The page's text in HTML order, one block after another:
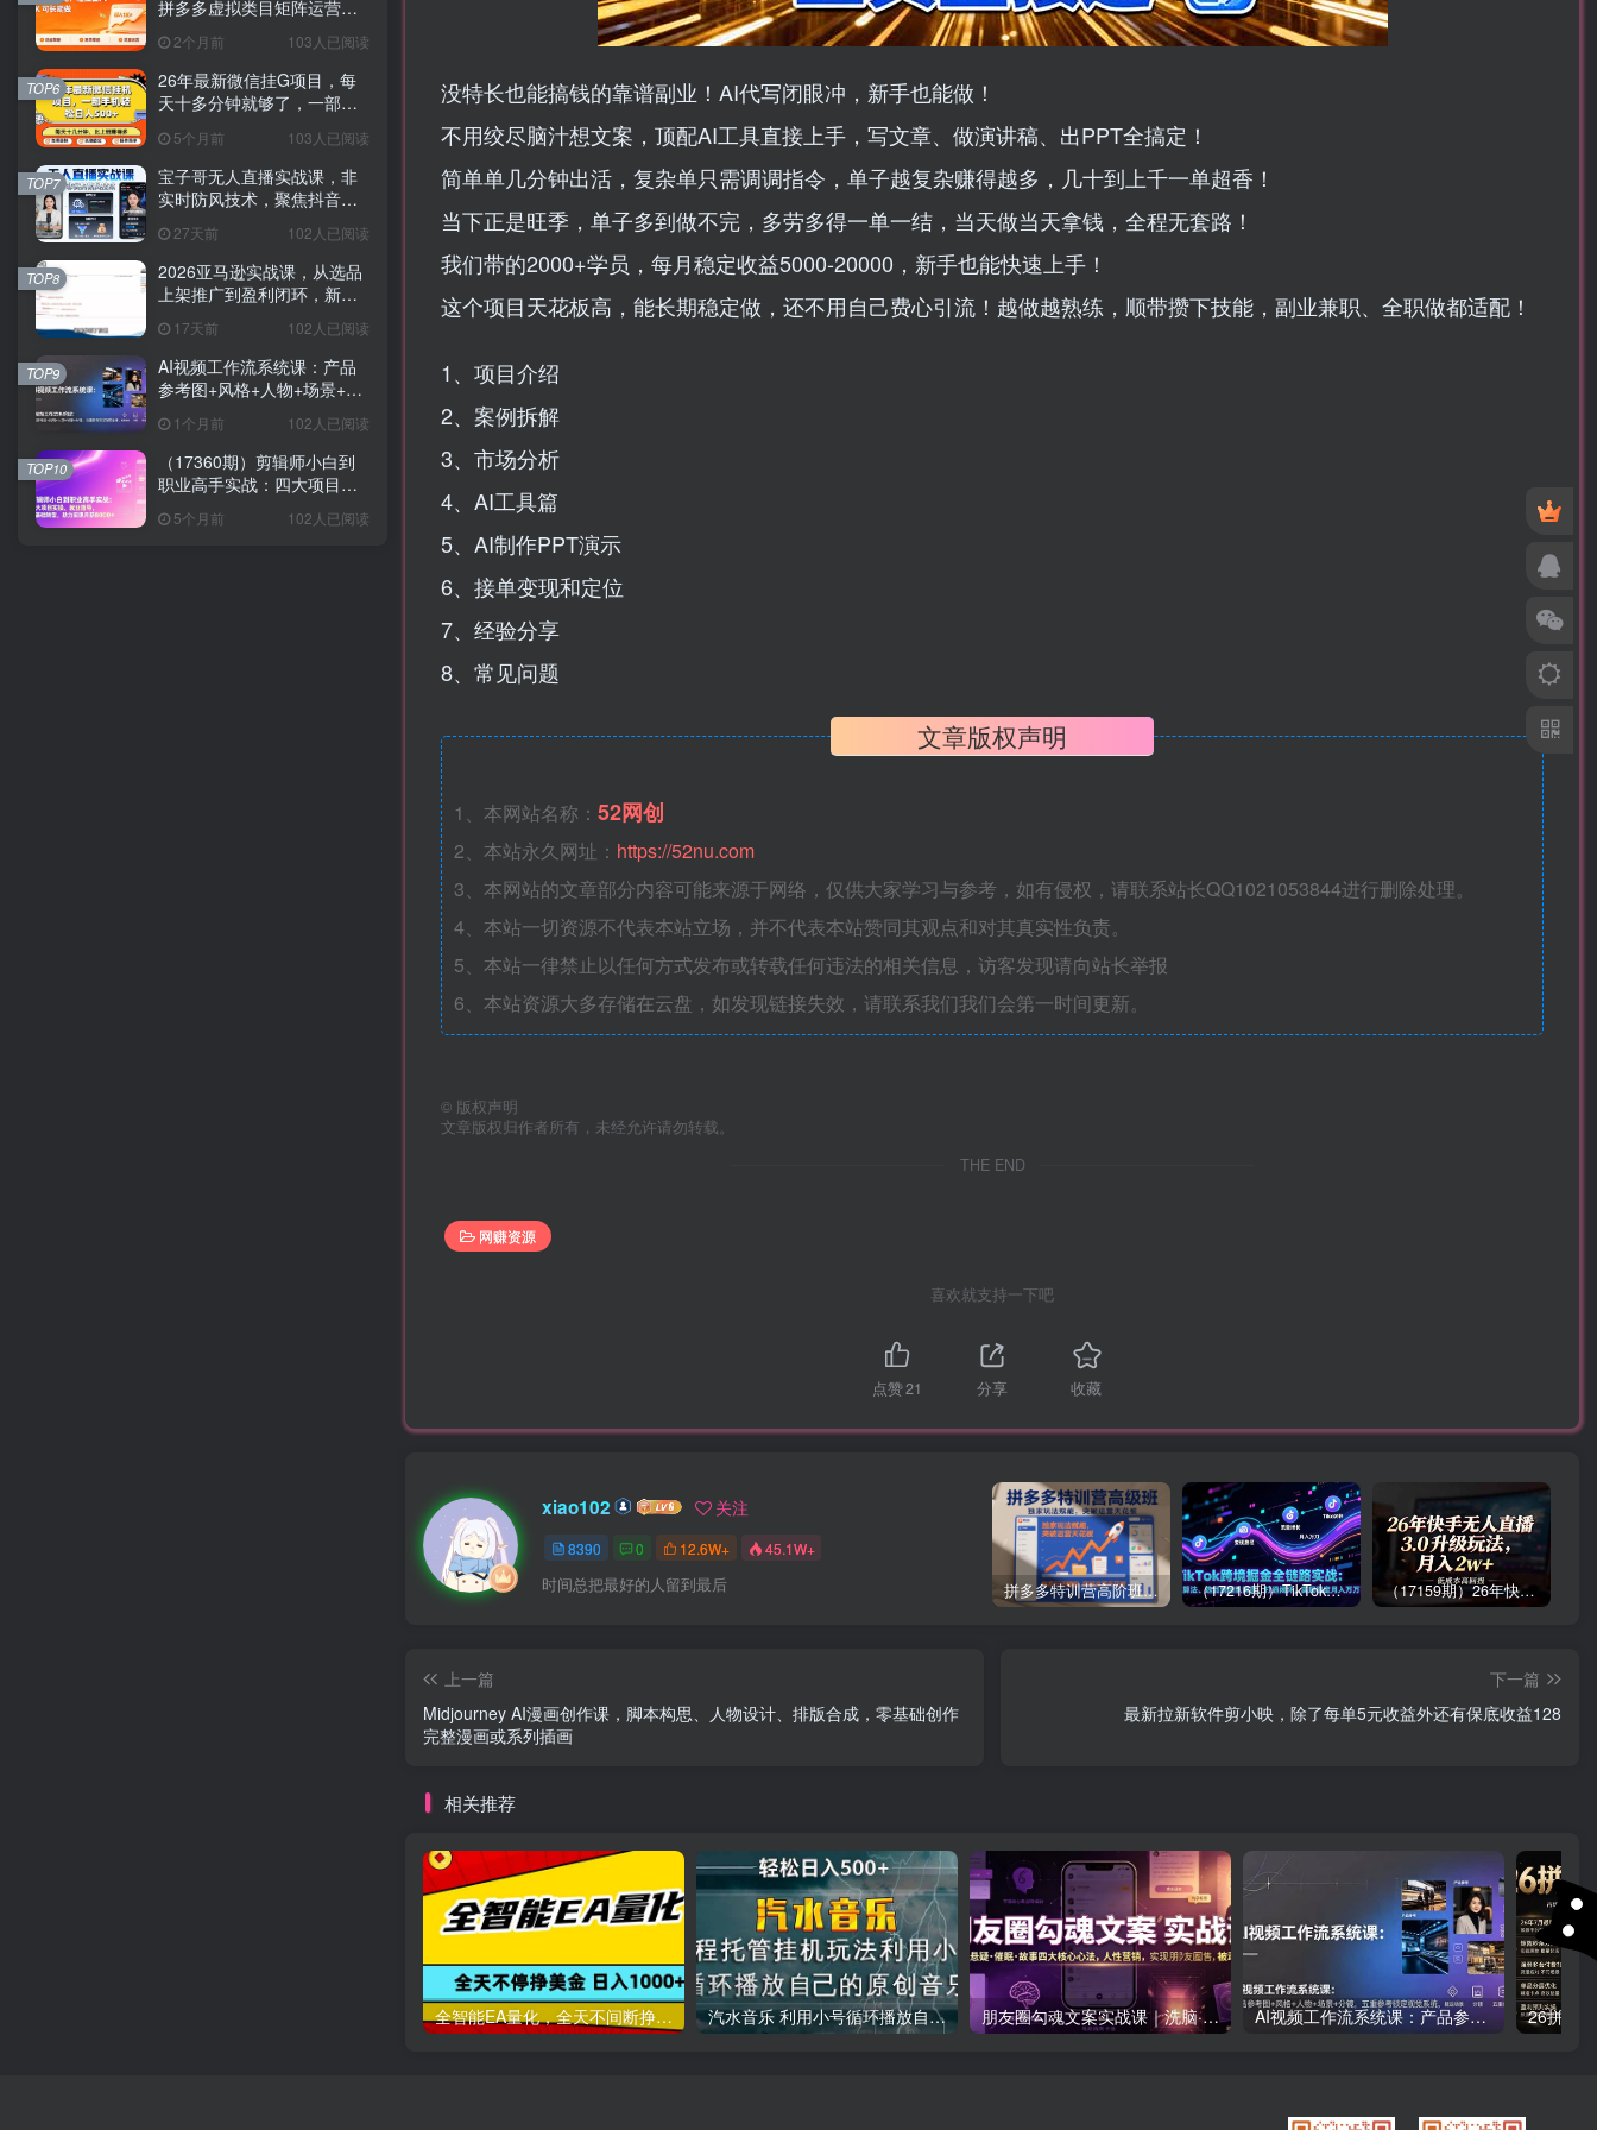
没特长也能搞钱的靠谱副业！AI代写闭眼冲，新手也能做！
不用绞尽脑汁想文案，顶配AI工具直接上手，写文章、做演讲稿、出PPT全搞定！
简单单几分钟出活，复杂单只需调调指令，单子越复杂赚得越多，几十到上千一单超香！
当下正是旺季，单子多到做不完，多劳多得一单一结，当天做当天拿钱，全程无套路！
我们带的2000+学员，每月稳定收益5000-20000，新手也能快速上手！
这个项目天花板高，能长期稳定做，还不用自己费心引流！越做越熟练，顺带攒下技能，副业兼职、全职做都适配！
1、项目介绍
2、案例拆解
3、市场分析
4、AI工具篇
5、AI制作PPT演示
6、接单变现和定位
7、经验分享
8、常见问题
文章版权声明
1、本网站名称： 52网创
2、本站永久网址： https://52nu.com
3、本网站的文章部分内容可能来源于网络，仅供大家学习与参考，如有侵权，请联系站长QQ1021053844进行删除处理。
4、本站一切资源不代表本站立场，并不代表本站赞同其观点和对其真实性负责。
5、本站一律禁止以任何方式发布或转载任何违法的相关信息，访客发现请向站长举报
6、本站资源大多存储在云盘，如发现链接失效，请联系我们我们会第一时间更新。
© 版权声明
文章版权归作者所有，未经允许请勿转载。
THE END
网赚资源
喜欢就支持一下吧
点赞21 分享 收藏
xiao102 关注
8390 0 12.6W+ 45.1W+
时间总把最好的人留到最后 拼多多特训营高阶班，独家玩法赋能，突破运营天花板（更新26年1月） （17216期）TikTok跨境掘金全链路实战：从算法、选品到团队管理，打通闭环，实现稳定月入万刀 （17159期）26年快手无人直播3.0升级玩法，低成本高回报，月入2w+
上一篇
Midjourney AI漫画创作课，脚本构思、人物设计、排版合成，零基础创作
完整漫画或系列插画
下一篇
最新拉新软件剪小映，除了每单5元收益外还有保底收益128
相关推荐
全智能EA量化，全天不间断挣美金，，小白轻松操作，日入1000+ 汽水音乐 利用小号循环播放自己的原创歌曲 日入500+ 朋友圈勾魂文案实战课｜洗脑·悬疑·催眠·故事四大核心心法，吃透人性营销，实现朋友圈不销而售被动成交 AI视频工作流系统课：产品参考图+风格+人物+场景+分镜，五重参考锁定视觉系统，稳定产出高质量视频
拼多多虚拟类目矩阵运营全
攻略，轻松日入 1K 可长期
做2个月前 103人已阅读
26年最新微信挂G项目，每
天十多分钟就够了，一部手
5个月前 103人已阅读
TOP6
宝子哥无人直播实战课，非
实时防风技术，聚焦抖音快
启直播变现之路（更新2026
年07月11日）
27天前 102人已阅读
TOP7
2026亚马逊实战课，从选品
上架推广到盈利闭环，新手
17天前 102人已阅读
TOP8
AI视频工作流系统课：产品
参考图+风格+人物+场景+分
统，稳定产出高质量视频
1个月前 102人已阅读
TOP9
（17360期）剪辑师小白到
职业高手实战：四大项目实
型，助力实现月薪8000+
5个月前 102人已阅读
TOP10